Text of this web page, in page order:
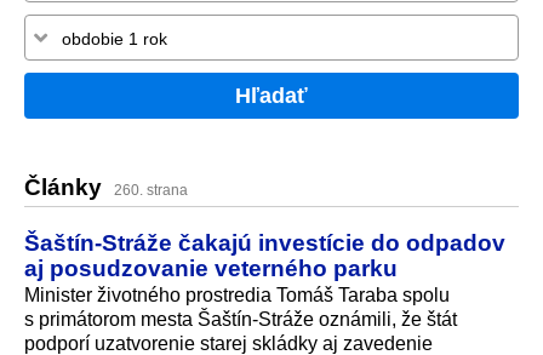
Hľadať
Články 260. strana
Šaštín-Stráže čakajú investície do odpadov
aj posudzovanie veterného parku
Minister životného prostredia Tomáš Taraba spolu
s primátorom mesta Šaštín-Stráže oznámili, že štát
podporí uzatvorenie starej skládky aj zavedenie